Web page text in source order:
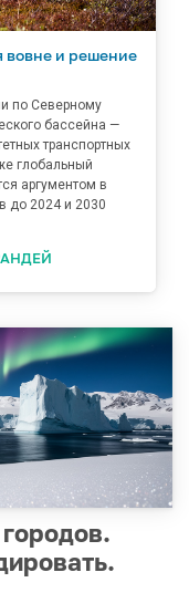
вовне и решение
по Северному
бассейна —
транспортных
глобальный
аргументом в
до 2024 и 2030